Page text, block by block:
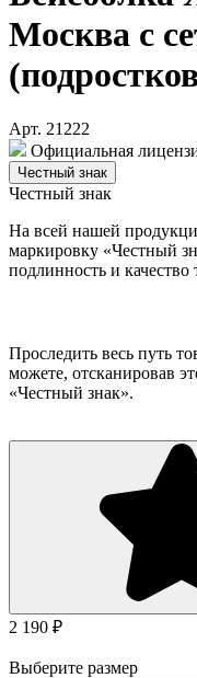
Москва с
Арт. 21222
Официальная
Честный знак
Честный знак
На всей нашей
маркировку «Честный
подлинность и качество
Проследить весь путь
можете, отсканировав
«Честный знак».
2 190 ₽
Выберите размер